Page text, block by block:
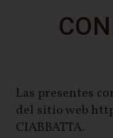
Las presentes
del sitio web
CIABBATTA.